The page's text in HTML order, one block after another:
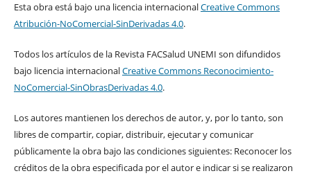
Esta obra está bajo una licencia internacionalCreative Commons
Atribución-NoComercial-SinDerivadas 4.0.
Todos los artículos de la Revista FACSalud UNEMI son difundidos
bajo licencia internacionalCreative Commons Reconocimiento-
NoComercial-SinObrasDerivadas 4.0.
Los autores mantienen los derechos de autor, y, por lo tanto, son
libres de compartir, copiar, distribuir, ejecutar y comunicar
públicamente la obra bajo las condiciones siguientes: Reconocer los
créditos de la obra especificada por el autor e indicar si se realizaron